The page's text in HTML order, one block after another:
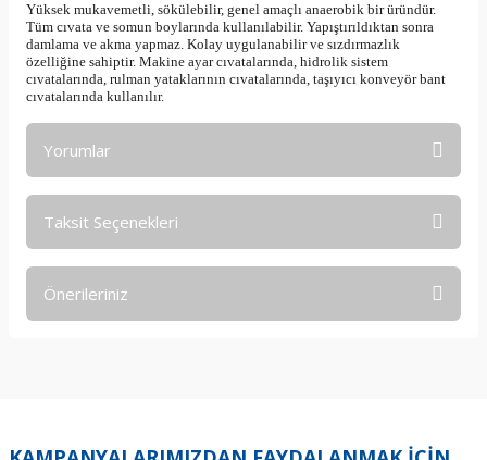
Yüksek mukavemetli, sökülebilir, genel amaçlı anaerobik bir üründür.
Tüm cıvata ve somun boylarında kullanılabilir. Yapıştırıldıktan sonra
damlama ve akma yapmaz. Kolay uygulanabilir ve sızdırmazlık
özelliğine sahiptir. Makine ayar cıvatalarında, hidrolik sistem
cıvatalarında, rulman yataklarının cıvatalarında, taşıyıcı konveyör bant
cıvatalarında kullanılır.
Yorumlar
Taksit Seçenekleri
Önerileriniz